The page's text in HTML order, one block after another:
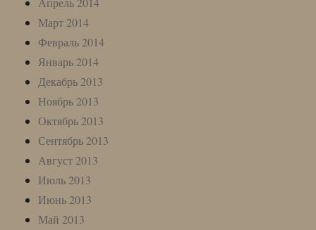
Март 2014
Февраль 2014
Январь 2014
Декабрь 2013
Ноябрь 2013
Октябрь 2013
Сентябрь 2013
Август 2013
Июль 2013
Июнь 2013
Май 2013